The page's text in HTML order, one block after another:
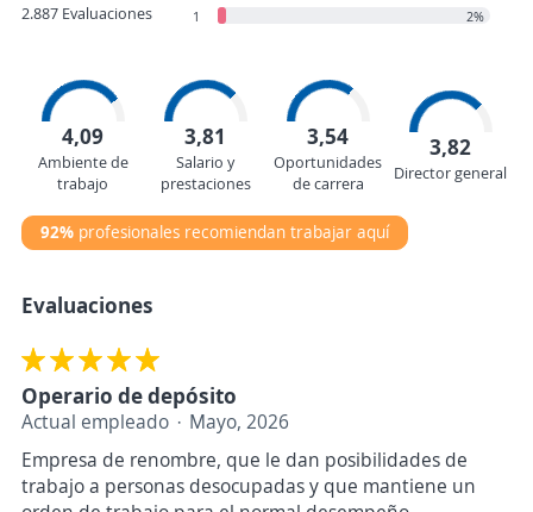
2.887 Evaluaciones
1
2%
4,09
Ambiente de
trabajo
3,81
Salario y
prestaciones
3,54
Oportunidades
de carrera
3,82
Director general
92% profesionales recomiendan trabajar aquí
Evaluaciones
Operario de depósito
Actual empleado
Mayo, 2026
Empresa de renombre, que le dan posibilidades de
trabajo a personas desocupadas y que mantiene un